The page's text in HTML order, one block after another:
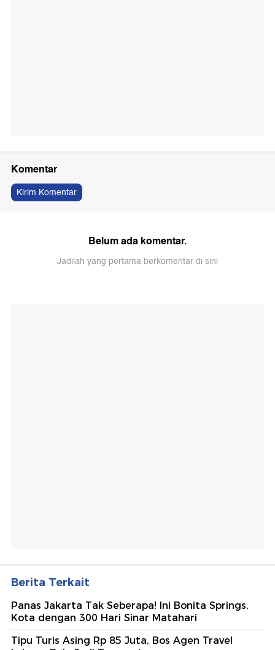
Komentar
Kirim Komentar
Belum ada komentar.
Jadilah yang pertama berkomentar di sini
Berita Terkait
Panas Jakarta Tak Seberapa! Ini Bonita Springs,
Kota dengan 300 Hari Sinar Matahari
Tipu Turis Asing Rp 85 Juta, Bos Agen Travel